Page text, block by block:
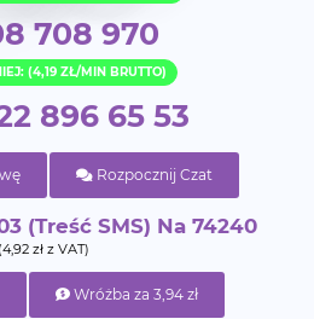
708 970
(4,19 ZŁ/MIN BRUTTO)
896 65 53
Rozpocznij Czat
(treść SMS) Na 74240
(4,92 zł z VAT)
Wróżba za 3,94 zł